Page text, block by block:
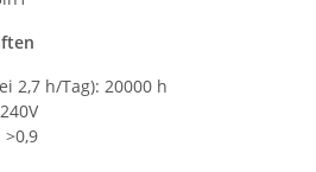
2,7 h/Tag): 20000 h